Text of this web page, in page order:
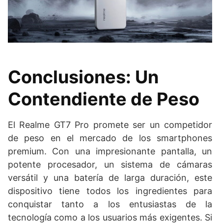
Conclusiones: Un
Contendiente de Peso
El Realme GT7 Pro promete ser un competidor
de peso en el mercado de los smartphones
premium. Con una impresionante pantalla, un
potente procesador, un sistema de cámaras
versátil y una batería de larga duración, este
dispositivo tiene todos los ingredientes para
conquistar tanto a los entusiastas de la
tecnología como a los usuarios más exigentes. Si